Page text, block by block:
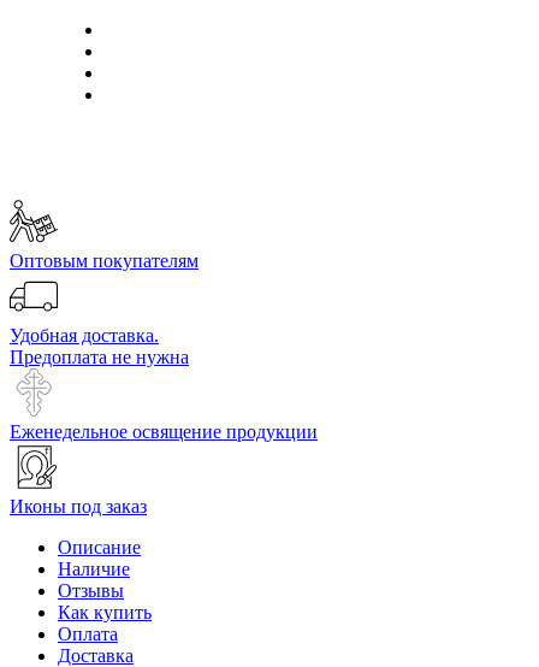
Оптовым покупателям
Удобная доставка.
Предоплата не нужна
Еженедельное освящение продукции
Иконы под заказ
Описание
Наличие
Отзывы
Как купить
Оплата
Доставка